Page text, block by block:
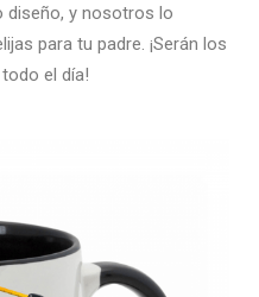
diseño, y nosotros lo
para tu padre. ¡Serán los
el día!